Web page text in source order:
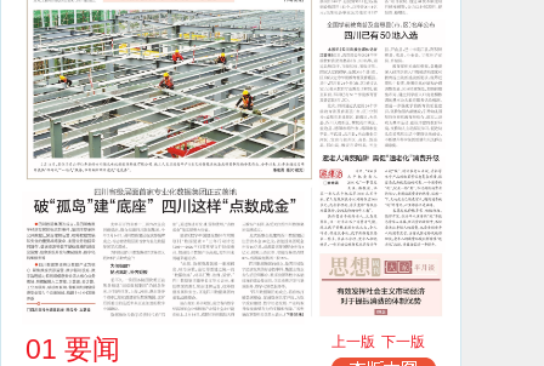
01 要闻 上一版 下一版